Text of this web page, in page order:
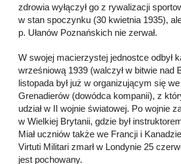
zdrowia wyłączył go z rywalizacji
w stan spoczynku (30 kwietnia 1935),
p. Ułanów Poznańskich nie zerwał.
W swojej macierzystej jednostce odbył
wrześniową 1939 (walczył w bitwie nad
listopada był już w organizującym się
Grenadierów (dowódca kompanii), z
udział w II wojnie światowej. Po wojnie
w Wielkiej Brytanii, gdzie był
Miał uczniów także we Francji i
Virtuti Militari zmarł w Londynie 25
jest pochowany.